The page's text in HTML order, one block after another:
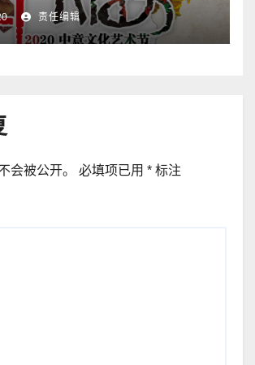
责任编辑
会被公开。 必填项已用 * 标注